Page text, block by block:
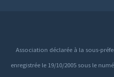
Association déclarée à la sous-
enregistrée le 19/10/2005 sous le